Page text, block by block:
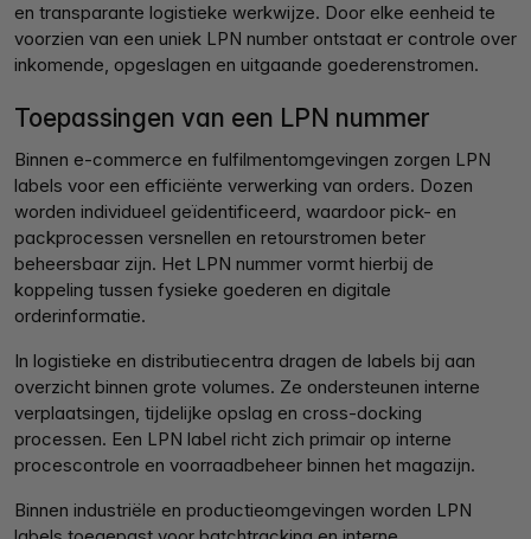
en transparante logistieke werkwijze. Door elke eenheid te
voorzien van een uniek LPN number ontstaat er controle over
inkomende, opgeslagen en uitgaande goederenstromen.
Toepassingen van een LPN nummer
Binnen e-commerce en fulfilmentomgevingen zorgen LPN
labels voor een efficiënte verwerking van orders. Dozen
worden individueel geïdentificeerd, waardoor pick- en
packprocessen versnellen en retourstromen beter
beheersbaar zijn. Het LPN nummer vormt hierbij de
koppeling tussen fysieke goederen en digitale
orderinformatie.
In logistieke en distributiecentra dragen de labels bij aan
overzicht binnen grote volumes. Ze ondersteunen interne
verplaatsingen, tijdelijke opslag en cross-docking
processen. Een LPN label richt zich primair op interne
procescontrole en voorraadbeheer binnen het magazijn.
Binnen industriële en productieomgevingen worden LPN